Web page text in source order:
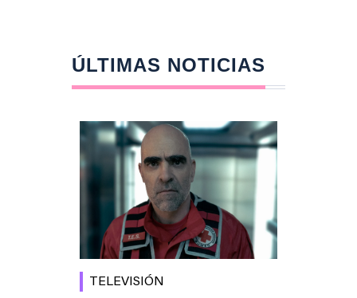
ÚLTIMAS NOTICIAS
TELEVISIÓN